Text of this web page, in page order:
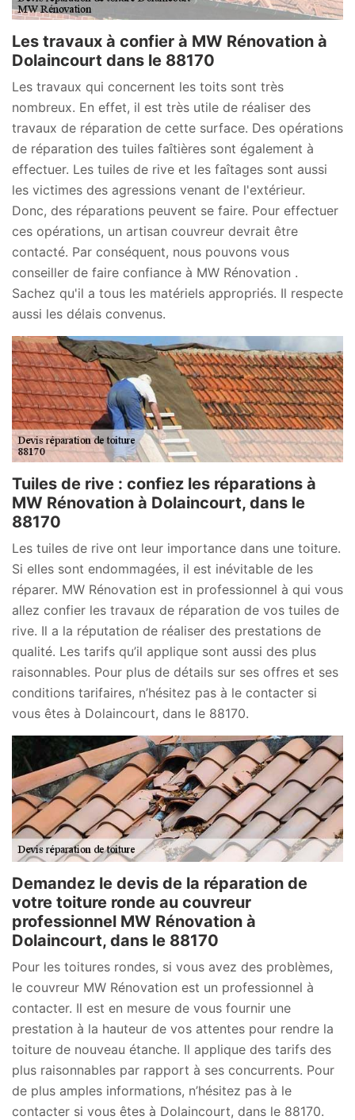
Les travaux à confier à MW Rénovation à
Dolaincourt dans le 88170
Les travaux qui concernent les toits sont très
nombreux. En effet, il est très utile de réaliser des
travaux de réparation de cette surface. Des opérations
de réparation des tuiles faîtières sont également à
effectuer. Les tuiles de rive et les faîtages sont aussi
les victimes des agressions venant de l'extérieur.
Donc, des réparations peuvent se faire. Pour effectuer
ces opérations, un artisan couvreur devrait être
contacté. Par conséquent, nous pouvons vous
conseiller de faire confiance à MW Rénovation .
Sachez qu'il a tous les matériels appropriés. Il respecte
aussi les délais convenus.
Tuiles de rive : confiez les réparations à
MW Rénovation à Dolaincourt, dans le
88170
Les tuiles de rive ont leur importance dans une toiture.
Si elles sont endommagées, il est inévitable de les
réparer. MW Rénovation est in professionnel à qui vous
allez confier les travaux de réparation de vos tuiles de
rive. Il a la réputation de réaliser des prestations de
qualité. Les tarifs qu’il applique sont aussi des plus
raisonnables. Pour plus de détails sur ses offres et ses
conditions tarifaires, n’hésitez pas à le contacter si
vous êtes à Dolaincourt, dans le 88170.
Demandez le devis de la réparation de
votre toiture ronde au couvreur
professionnel MW Rénovation à
Dolaincourt, dans le 88170
Pour les toitures rondes, si vous avez des problèmes,
le couvreur MW Rénovation est un professionnel à
contacter. Il est en mesure de vous fournir une
prestation à la hauteur de vos attentes pour rendre la
toiture de nouveau étanche. Il applique des tarifs des
plus raisonnables par rapport à ses concurrents. Pour
de plus amples informations, n’hésitez pas à le
contacter si vous êtes à Dolaincourt, dans le 88170.